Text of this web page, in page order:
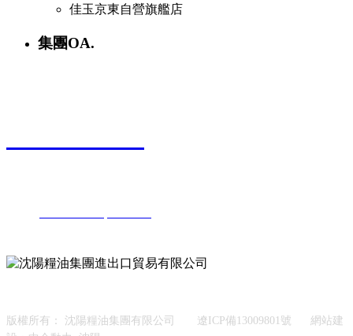
佳玉京東自營旗艦店
集團OA.
版權所有： 沈陽糧油集團有限公司 遼ICP備13009801號
網站建